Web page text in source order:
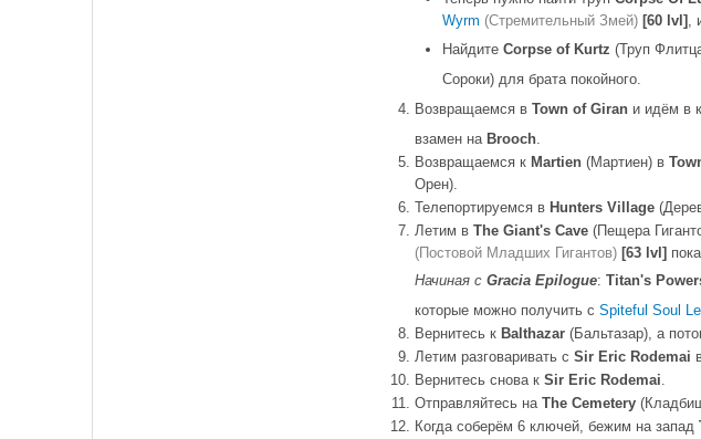
Wyrm (Стремительный Змей) [60 lvl] ,
Найдите Corpse of Kurtz (Труп
Сороки) для брата покойного.
Возвращаемся в Town of Giran и идём в
взамен на Brooch.
Возвращаемся к Martien (Мартиен) в
Орен).
Телепортируемся в Hunters Village
Летим в The Giant's Cave (Пещера
(Постовой Младших Гигантов) [63 lvl]
Начиная с Gracia Epilogue: Titan's
которые можно получить с Spiteful Soul
Вернитесь к Balthazar (Бальтазар), а
Летим разговаривать с Sir Eric Rodemai
Вернитесь снова к Sir Eric Rodemai.
Отправляйтесь на The Cemetery
Когда соберём 6 ключей, бежим на запад